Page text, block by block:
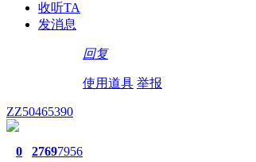
收听TA
发消息
回复
使用道具 举报
ZZ50465390
0 27697956